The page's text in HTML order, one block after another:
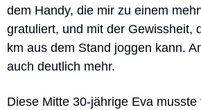
dem Handy, die mir zu einem
gratuliert, und mit der Gewissheit,
km aus dem Stand joggen kann.
auch deutlich mehr.
Diese Mitte 30-jährige Eva musste